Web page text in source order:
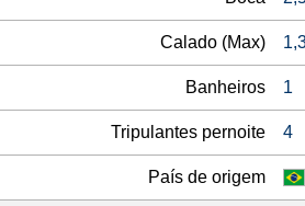
Calado (Max)
Banheiros 1
Tripulantes pernoite 4
País de origem